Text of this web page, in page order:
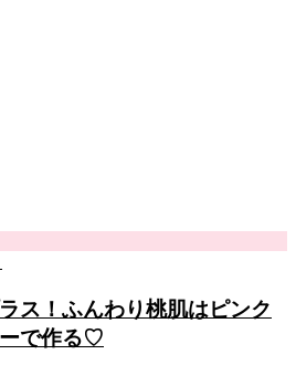
ス！ふんわり桃肌はピンク
で作る♡